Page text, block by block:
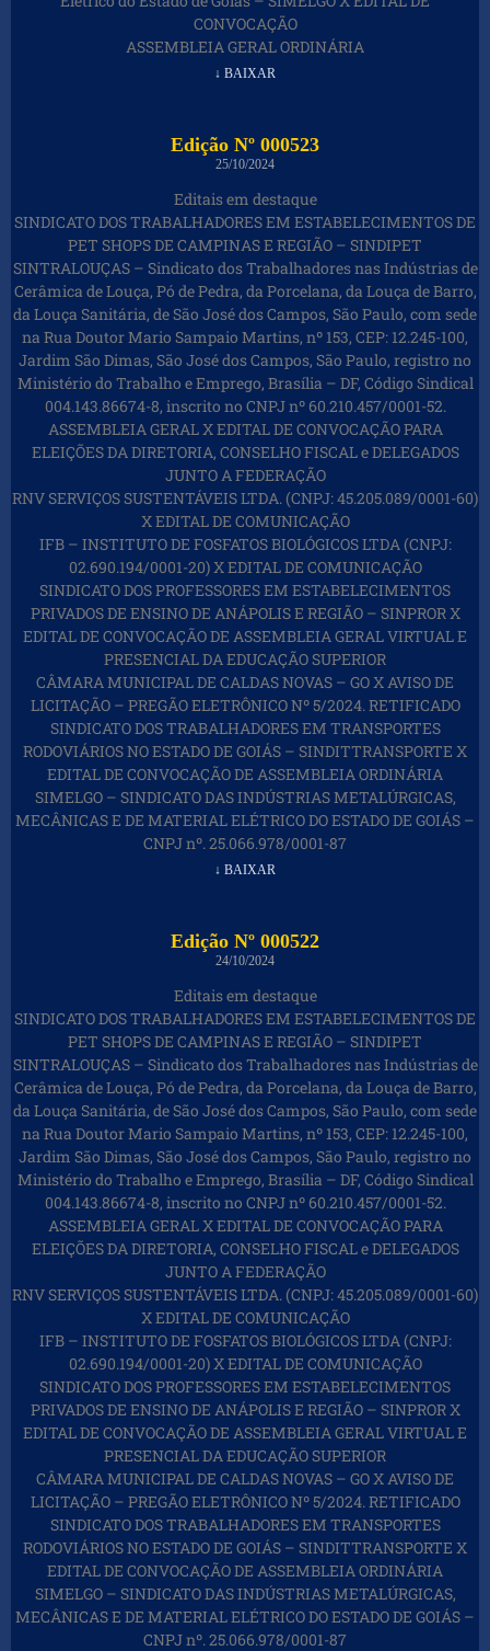
CONVOCAÇÃO
ASSEMBLEIA GERAL ORDINÁRIA
↓ BAIXAR
Edição Nº 000523
25/10/2024
Editais em destaque
SINDICATO DOS TRABALHADORES EM ESTABELECIMENTOS DE
PET SHOPS DE CAMPINAS E REGIÃO – SINDIPET
SINTRALOUÇAS – Sindicato dos Trabalhadores nas Indústrias de
Cerâmica de Louça, Pó de Pedra, da Porcelana, da Louça de Barro,
da Louça Sanitária, de São José dos Campos, São Paulo, com sede
na Rua Doutor Mario Sampaio Martins, nº 153, CEP: 12.245-100,
Jardim São Dimas, São José dos Campos, São Paulo, registro no
Ministério do Trabalho e Emprego, Brasília – DF, Código Sindical
004.143.86674-8, inscrito no CNPJ nº 60.210.457/0001-52.
ASSEMBLEIA GERAL X EDITAL DE CONVOCAÇÃO PARA
ELEIÇÕES DA DIRETORIA, CONSELHO FISCAL e DELEGADOS
JUNTO A FEDERAÇÃO
RNV SERVIÇOS SUSTENTÁVEIS LTDA. (CNPJ: 45.205.089/0001-60)
X EDITAL DE COMUNICAÇÃO
IFB – INSTITUTO DE FOSFATOS BIOLÓGICOS LTDA (CNPJ:
02.690.194/0001-20) X EDITAL DE COMUNICAÇÃO
SINDICATO DOS PROFESSORES EM ESTABELECIMENTOS
PRIVADOS DE ENSINO DE ANÁPOLIS E REGIÃO – SINPROR X
EDITAL DE CONVOCAÇÃO DE ASSEMBLEIA GERAL VIRTUAL E
PRESENCIAL DA EDUCAÇÃO SUPERIOR
CÂMARA MUNICIPAL DE CALDAS NOVAS – GO X AVISO DE
LICITAÇÃO – PREGÃO ELETRÔNICO Nº 5/2024. RETIFICADO
SINDICATO DOS TRABALHADORES EM TRANSPORTES
RODOVIÁRIOS NO ESTADO DE GOIÁS – SINDITTRANSPORTE X
EDITAL DE CONVOCAÇÃO DE ASSEMBLEIA ORDINÁRIA
SIMELGO – SINDICATO DAS INDÚSTRIAS METALÚRGICAS,
MECÂNICAS E DE MATERIAL ELÉTRICO DO ESTADO DE GOIÁS –
CNPJ nº. 25.066.978/0001-87
↓ BAIXAR
Edição Nº 000522
24/10/2024
Editais em destaque
SINDICATO DOS TRABALHADORES EM ESTABELECIMENTOS DE
PET SHOPS DE CAMPINAS E REGIÃO – SINDIPET
SINTRALOUÇAS – Sindicato dos Trabalhadores nas Indústrias de
Cerâmica de Louça, Pó de Pedra, da Porcelana, da Louça de Barro,
da Louça Sanitária, de São José dos Campos, São Paulo, com sede
na Rua Doutor Mario Sampaio Martins, nº 153, CEP: 12.245-100,
Jardim São Dimas, São José dos Campos, São Paulo, registro no
Ministério do Trabalho e Emprego, Brasília – DF, Código Sindical
004.143.86674-8, inscrito no CNPJ nº 60.210.457/0001-52.
ASSEMBLEIA GERAL X EDITAL DE CONVOCAÇÃO PARA
ELEIÇÕES DA DIRETORIA, CONSELHO FISCAL e DELEGADOS
JUNTO A FEDERAÇÃO
RNV SERVIÇOS SUSTENTÁVEIS LTDA. (CNPJ: 45.205.089/0001-60)
X EDITAL DE COMUNICAÇÃO
IFB – INSTITUTO DE FOSFATOS BIOLÓGICOS LTDA (CNPJ:
02.690.194/0001-20) X EDITAL DE COMUNICAÇÃO
SINDICATO DOS PROFESSORES EM ESTABELECIMENTOS
PRIVADOS DE ENSINO DE ANÁPOLIS E REGIÃO – SINPROR X
EDITAL DE CONVOCAÇÃO DE ASSEMBLEIA GERAL VIRTUAL E
PRESENCIAL DA EDUCAÇÃO SUPERIOR
CÂMARA MUNICIPAL DE CALDAS NOVAS – GO X AVISO DE
LICITAÇÃO – PREGÃO ELETRÔNICO Nº 5/2024. RETIFICADO
SINDICATO DOS TRABALHADORES EM TRANSPORTES
RODOVIÁRIOS NO ESTADO DE GOIÁS – SINDITTRANSPORTE X
EDITAL DE CONVOCAÇÃO DE ASSEMBLEIA ORDINÁRIA
SIMELGO – SINDICATO DAS INDÚSTRIAS METALÚRGICAS,
MECÂNICAS E DE MATERIAL ELÉTRICO DO ESTADO DE GOIÁS –
CNPJ nº. 25.066.978/0001-87